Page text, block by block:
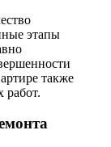
этапы
также
работ.